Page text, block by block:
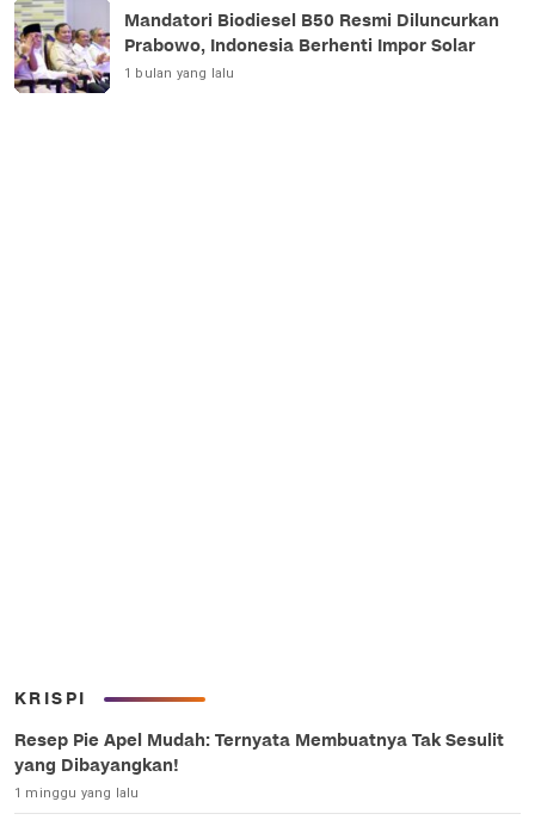
Mandatori Biodiesel B50 Resmi Diluncurkan
Prabowo, Indonesia Berhenti Impor Solar
1 bulan yang lalu
KRISPI
Resep Pie Apel Mudah: Ternyata Membuatnya Tak Sesulit
yang Dibayangkan!
1 minggu yang lalu